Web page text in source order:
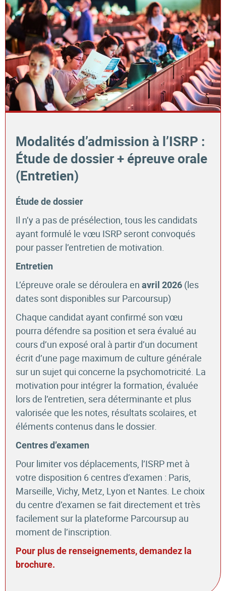
Modalités d’admission à l’ISRP :
Étude de dossier + épreuve orale
(Entretien)
Étude de dossier
Il n’y a pas de présélection, tous les candidats
ayant formulé le vœu ISRP seront convoqués
pour passer l’entretien de motivation.
Entretien
L’épreuve orale se déroulera en avril 2026 (les
dates sont disponibles sur Parcoursup)
Chaque candidat ayant confirmé son vœu
pourra défendre sa position et sera évalué au
cours d’un exposé oral à partir d’un document
écrit d’une page maximum de culture générale
sur un sujet qui concerne la psychomotricité. La
motivation pour intégrer la formation, évaluée
lors de l’entretien, sera déterminante et plus
valorisée que les notes, résultats scolaires, et
éléments contenus dans le dossier.
Centres d’examen
Pour limiter vos déplacements, l’ISRP met à
votre disposition 6 centres d’examen : Paris,
Marseille, Vichy, Metz, Lyon et Nantes. Le choix
du centre d’examen se fait directement et très
facilement sur la plateforme Parcoursup au
moment de l’inscription.
Pour plus de renseignements, demandez la
brochure.